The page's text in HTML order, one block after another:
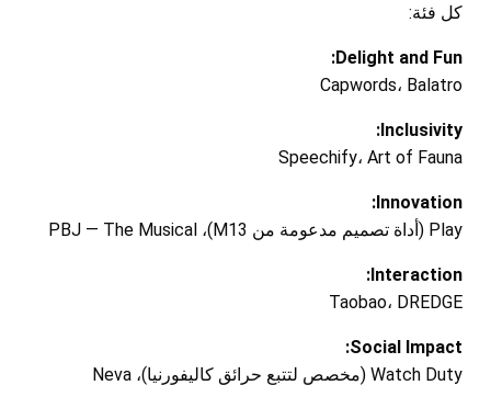
كل فئة:
Delight and Fun:
Capwords، Balatro
Inclusivity:
Speechify، Art of Fauna
Innovation:
Play (أداة تصميم مدعومة من M13)، PBJ — The Musical
Interaction:
Taobao، DREDGE
Social Impact:
Watch Duty (مخصص لتتبع حرائق كاليفورنيا)، Neva